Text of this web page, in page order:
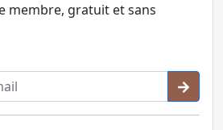
membre, gratuit et sans